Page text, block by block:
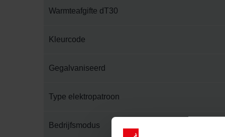
Warmteafgifte dT30
Kleurcode
Gegalvaniseerd
Type elektropatroon
Bedrijfsmodus